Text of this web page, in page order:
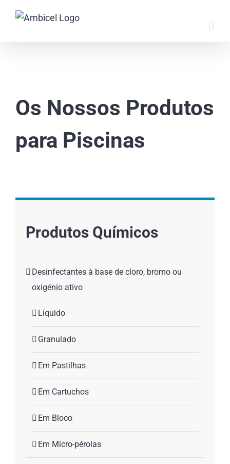
Os Nossos Produtos
para Piscinas
Produtos Químicos
Desinfectantes à base de cloro, bromo ou
oxigénio ativo
Líquido
Granulado
Em Pastilhas
Em Cartuchos
Em Bloco
Em Micro-pérolas